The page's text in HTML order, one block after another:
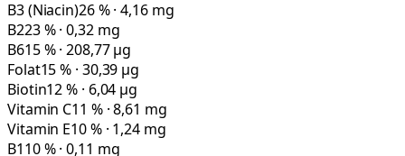
B3 (Niacin)26 % · 4,16 mg
B223 % · 0,32 mg
B615 % · 208,77 µg
Folat15 % · 30,39 µg
Biotin12 % · 6,04 µg
Vitamin C11 % · 8,61 mg
Vitamin E10 % · 1,24 mg
B110 % · 0,11 mg